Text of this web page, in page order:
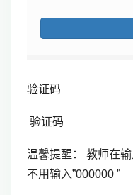
验证码
验证码
温馨提醒： 教师在
不用输入”000000 ”